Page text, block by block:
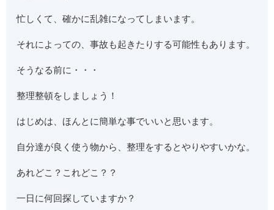
忙しくて、確かに乱雑になってしまいます。
それによっての、事故も起きたりする可能性もあります。
そうなる前に・・・
整理整頓をしましょう！
はじめは、ほんとに簡単な事でいいと思います。
自分達が良く使う物から、整理をするとやりやすいかな。
あれどこ？これどこ？？
一日に何回探していますか？